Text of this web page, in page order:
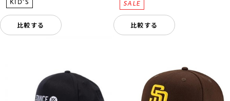
比較する 比較する